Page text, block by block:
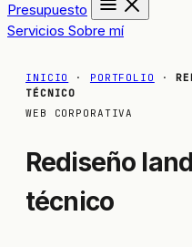
Presupuesto
Servicios Sobre mí
INICIO · PORTFOLIO ·
TÉCNICO
WEB CORPORATIVA
Rediseño
técnico